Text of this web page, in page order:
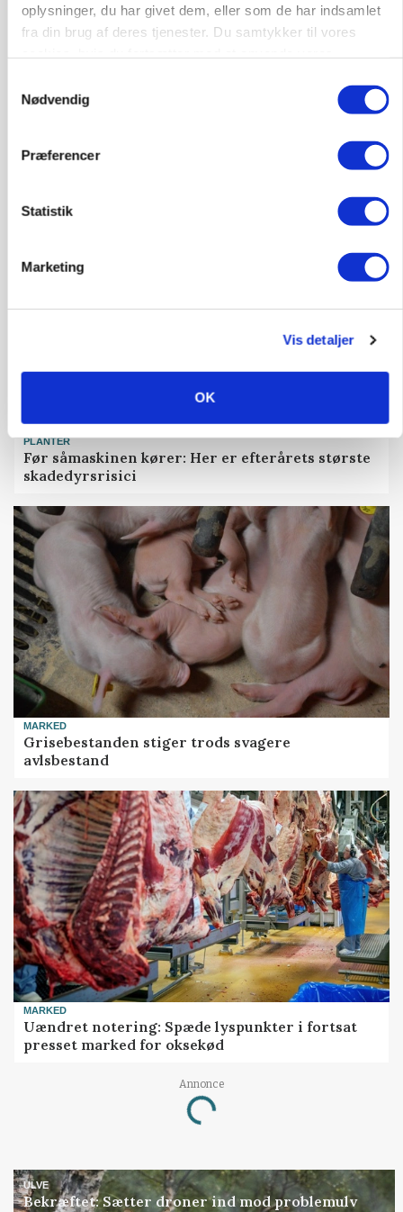
oplysninger, du har givet dem, eller som de har indsamlet
fra din brug af deres tjenester. Du samtykker til vores
Nødvendig
Præferencer
Statistik
Marketing
Vis detaljer
OK
protestgruppe vil demonstrere mod ny
gødskningslov
KVÆG
PLANTER
Før såmaskinen kører: Her er efterårets største
skadedyrsrisici
MARKED
Grisebestanden stiger trods svagere
avlsbestand
MARKED
Uændret notering: Spæde lyspunkter i fortsat
presset marked for oksekød
Annonce
Loading...
ULVE
Bekræftet: Sætter droner ind mod problemulv